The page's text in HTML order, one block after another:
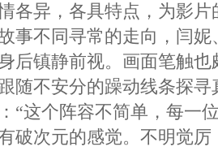
各异，各具特点，为影
事不同寻常的走向，闫
后镇静前视。画面笔触
随不安分的躁动线条探
“这个阵容不简单，每一
破次元的感觉。不明觉